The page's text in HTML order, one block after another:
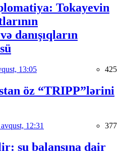
Tokayevin
danışıqların
13:05 425
öz “TRIPP”lərini
12:31 377
su balansına dair